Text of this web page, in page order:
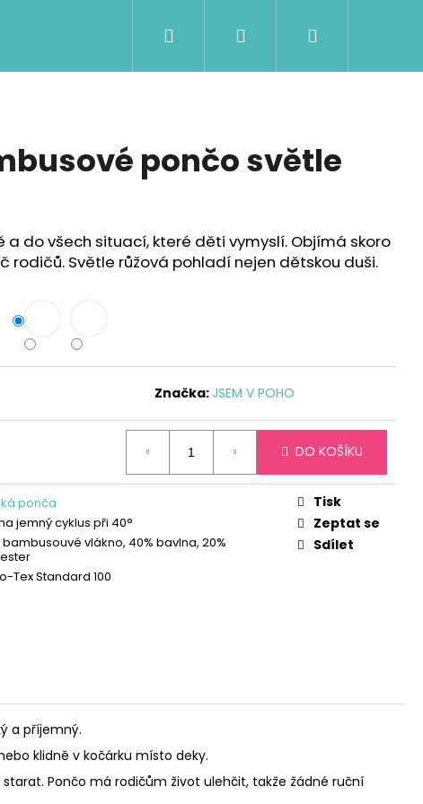
Přihlášení
pončo světle
a do všech situací, které děti vymyslí. Objímá skoro
rodičů. Světle růžová pohladí nejen dětskou duši.
Značka:JSEM V POHO
DO KOŠÍKU
ponča
jemný cyklus při 40°
bambusouvé vlákno, 40% bavlna, 20%
Tex Standard 100
Tisk
Zeptat se
Sdílet
a příjemný.
klidně v kočárku místo deky.
starat. Pončo má rodičům život ulehčit, takže žádné ruční